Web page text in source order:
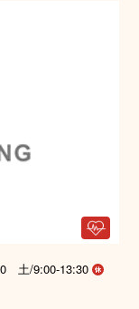
土/9:00-13:30